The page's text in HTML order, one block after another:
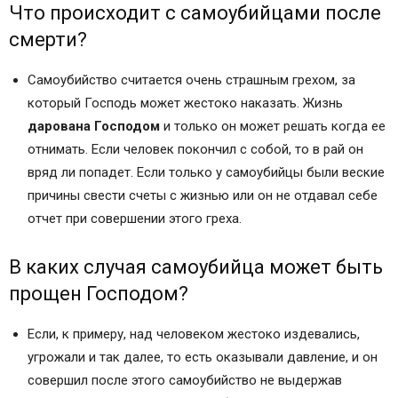
Содержание
I. Мысль о самоубийстве
Поваленный крест
От кого приходят мысли о самоубийстве
Пути Промысла Божия
Мысли о самоубийстве обычно посещают
пребывающих в бесовской прелести
Предотвращение самоубийства
Одна из главных причин самоубийства –
неверие
«Милость должна сретаться с истиною»
Можно ли молиться за души самоубийц?
Что происходит с самоубийцами после
смерти?
Самоубийство считается очень страшным грехом, за
который Господь может жестоко наказать. Жизнь
дарована Господом и только он может решать когда ее
отнимать. Если человек покончил с собой, то в рай он
вряд ли попадет. Если только у самоубийцы были веские
причины свести счеты с жизнью или он не отдавал себе
отчет при совершении этого греха.
В каких случая самоубийца может быть
прощен Господом?
Если, к примеру, над человеком жестоко издевались,
угрожали и так далее, то есть оказывали давление, и он
совершил после этого самоубийство не выдержав